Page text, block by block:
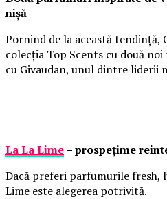
nișă
Pornind de la această tendință,
colecția Top Scents cu două
cu Givaudan, unul dintre liderii
La La Lime– prospețime
Dacă preferi parfumurile fresh,
Lime este alegerea potrivită.